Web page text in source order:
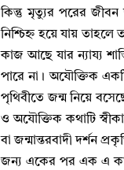
কিন্তু মৃত্যুর পরের জীবন
নিশ্চিহ্ন হয়ে যায়
কাজ আছে যার ন্যায্য
পারে না । অযৌক্তিক
পৃথিবীতে জন্ম নিয়ে
ও অযৌক্তিক কথাটি
বা জন্মান্তরবাদী দর্শন
জন্য একের পর এক এ